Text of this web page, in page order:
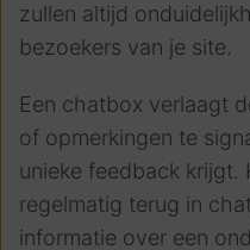
zullen altijd
bezoekers van je site.
Een chatbox verlaagt
of opmerkingen te
unieke feedback krijgt.
regelmatig terug in
informatie over een